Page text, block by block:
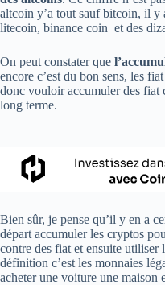
altcoin y’a tout sauf bitcoin, il y
litecoin, binance coin et des
On peut constater que
encore c’est du bon sens, les
donc vouloir accumuler des fiat
long terme.
Bien sûr, je pense qu’il y en a
départ accumuler les cryptos
contre des fiat et ensuite
définition c’est les monnaies
acheter une voiture une maison